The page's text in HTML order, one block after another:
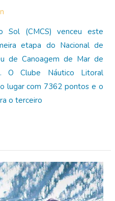
(CMCS) venceu este
etapa do Nacional de
de Canoagem de Mar de
O Clube Náutico Litoral
lugar com 7362 pontos e o
o terceiro